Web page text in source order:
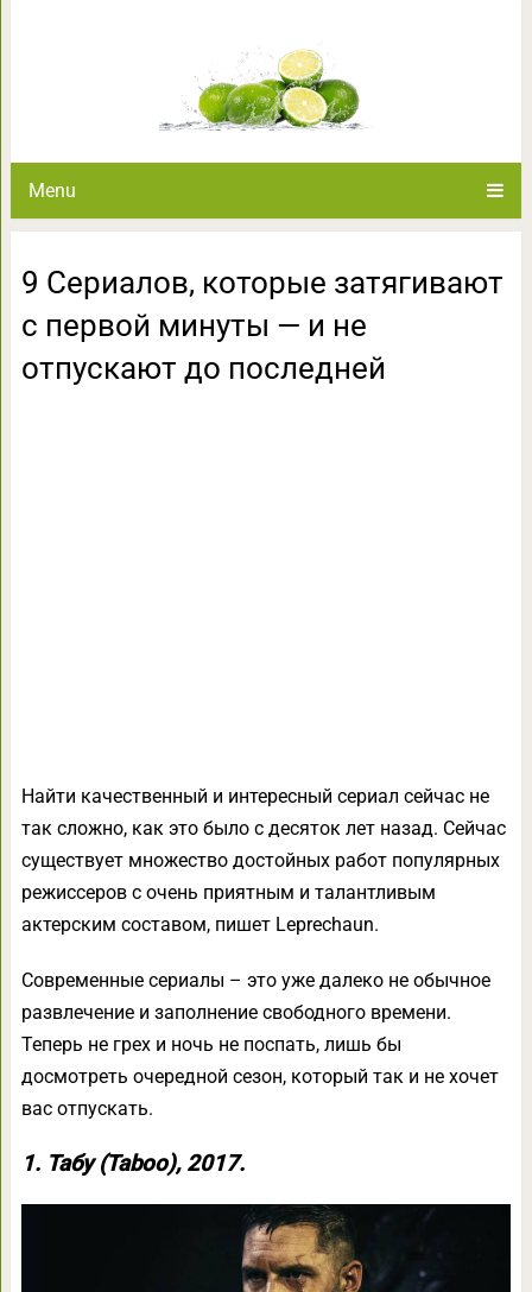
Menu
9 Сериалов, которые затягивают
с первой минуты — и не
отпускают до последней
Найти качественный и интересный сериал сейчас не
так сложно, как это было с десяток лет назад. Сейчас
существует множество достойных работ популярных
режиссеров с очень приятным и талантливым
актерским составом, пишет Leprechaun.
Современные сериалы – это уже далеко не обычное
развлечение и заполнение свободного времени.
Теперь не грех и ночь не поспать, лишь бы
досмотреть очередной сезон, который так и не хочет
вас отпускать.
1. Табу (Taboo), 2017.